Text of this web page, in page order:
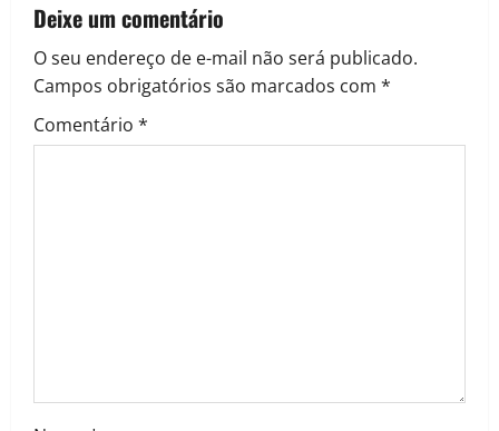
Deixe um comentário
O seu endereço de e-mail não será publicado.
Campos obrigatórios são marcados com *
Comentário *